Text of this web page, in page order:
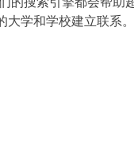
学和学校建立联系。